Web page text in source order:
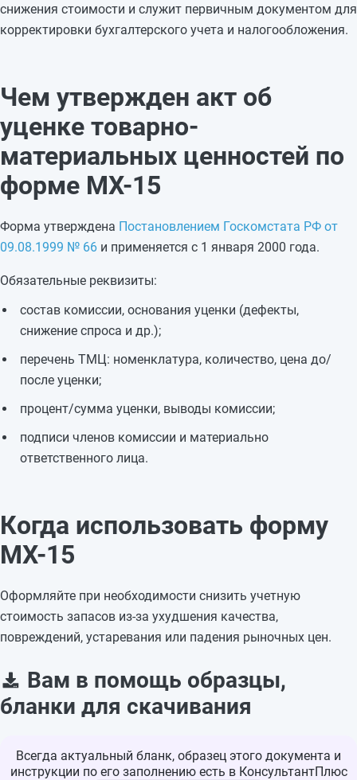
снижения стоимости и служит первичным документом для
корректировки бухгалтерского учета и налогообложения.
Чем утвержден акт об
уценке товарно-
материальных ценностей по
форме МХ-15
Форма утверждена Постановлением Госкомстата РФ от
09.08.1999 № 66 и применяется с 1 января 2000 года.
Обязательные реквизиты:
состав комиссии, основания уценки (дефекты,
снижение спроса и др.);
перечень ТМЦ: номенклатура, количество, цена до/
после уценки;
процент/сумма уценки, выводы комиссии;
подписи членов комиссии и материально
ответственного лица.
Когда использовать форму
МХ-15
Оформляйте при необходимости снизить учетную
стоимость запасов из-за ухудшения качества,
повреждений, устаревания или падения рыночных цен.
Вам в помощь образцы,
бланки для скачивания
Всегда актуальный бланк, образец этого документа и
инструкции по его заполнению есть в КонсультантПлюс